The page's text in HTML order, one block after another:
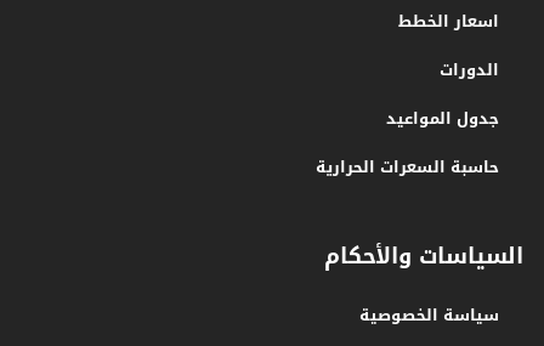
اسعار الخطط
الدورات
جدول المواعيد
حاسبة السعرات الحرارية
السياسات والأحكام
سياسة الخصوصية